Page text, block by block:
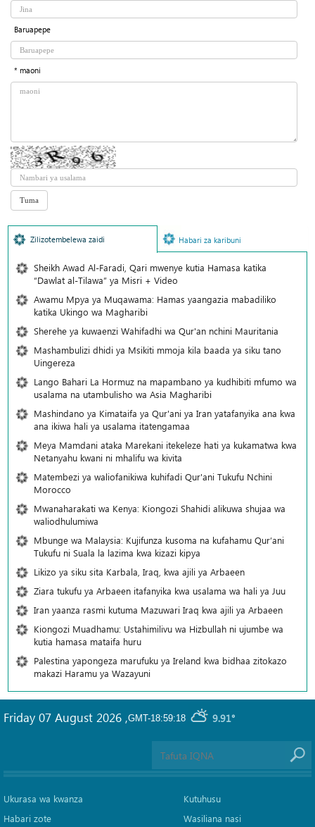
Baruapepe
* maoni
Zilizotembelewa zaidi Habari za karibuni
Sheikh Awad Al-Faradi, Qari mwenye kutia Hamasa katika
“Dawlat al-Tilawa” ya Misri + Video
Awamu Mpya ya Muqawama: Hamas yaangazia mabadiliko
katika Ukingo wa Magharibi
Sherehe ya kuwaenzi Wahifadhi wa Qur'an nchini Mauritania
Mashambulizi dhidi ya Msikiti mmoja kila baada ya siku tano
Uingereza
Lango Bahari La Hormuz na mapambano ya kudhibiti mfumo wa
usalama na utambulisho wa Asia Magharibi
Mashindano ya Kimataifa ya Qur'ani ya Iran yatafanyika ana kwa
ana ikiwa hali ya usalama itatengamaa
Meya Mamdani ataka Marekani itekeleze hati ya kukamatwa kwa
Netanyahu kwani ni mhalifu wa kivita
Matembezi ya waliofanikiwa kuhifadi Qur'ani Tukufu Nchini
Morocco
Mwanaharakati wa Kenya: Kiongozi Shahidi alikuwa shujaa wa
waliodhulumiwa
Mbunge wa Malaysia: Kujifunza kusoma na kufahamu Qur’ani
Tukufu ni Suala la lazima kwa kizazi kipya
Likizo ya siku sita Karbala, Iraq, kwa ajili ya Arbaeen
Ziara tukufu ya Arbaeen itafanyika kwa usalama wa hali ya Juu
Iran yaanza rasmi kutuma Mazuwari Iraq kwa ajili ya Arbaeen
Kiongozi Muadhamu: Ustahimilivu wa Hizbullah ni ujumbe wa
kutia hamasa mataifa huru
Palestina yapongeza marufuku ya Ireland kwa bidhaa zitokazo
makazi Haramu ya Wazayuni
GMT-18:59:18 9.91°
Friday 07 August 2026 ,
Ukurasa wa kwanza
Habari zote
Kutuhusu
Wasiliana nasi